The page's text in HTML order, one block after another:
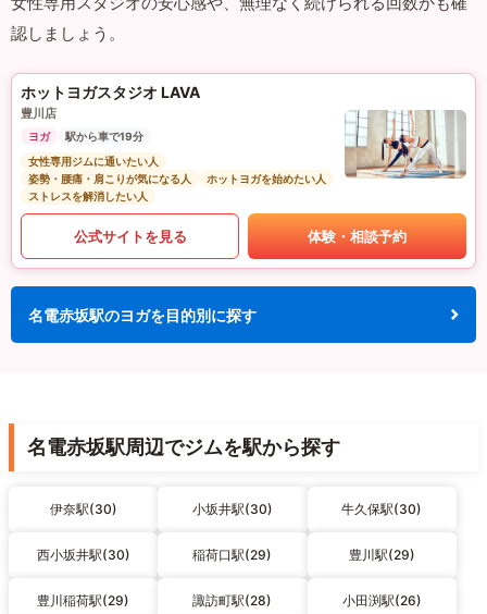
認しましょう。
ホットヨガスタジオ LAVA
豊川店
ヨガ
駅から車で19分
女性専用ジムに通いたい人
姿勢・腰痛・肩こりが気になる人
ホットヨガを始めたい人
ストレスを解消したい人
公式サイトを見る 体験・相談予約
名電赤坂駅のヨガを目的別に探す
名電赤坂駅周辺でジムを駅から探す
伊奈駅(30) 小坂井駅(30) 牛久保駅(30)
西小坂井駅(30) 稲荷口駅(29) 豊川駅(29)
豊川稲荷駅(29) 諏訪町駅(28) 小田渕駅(26)